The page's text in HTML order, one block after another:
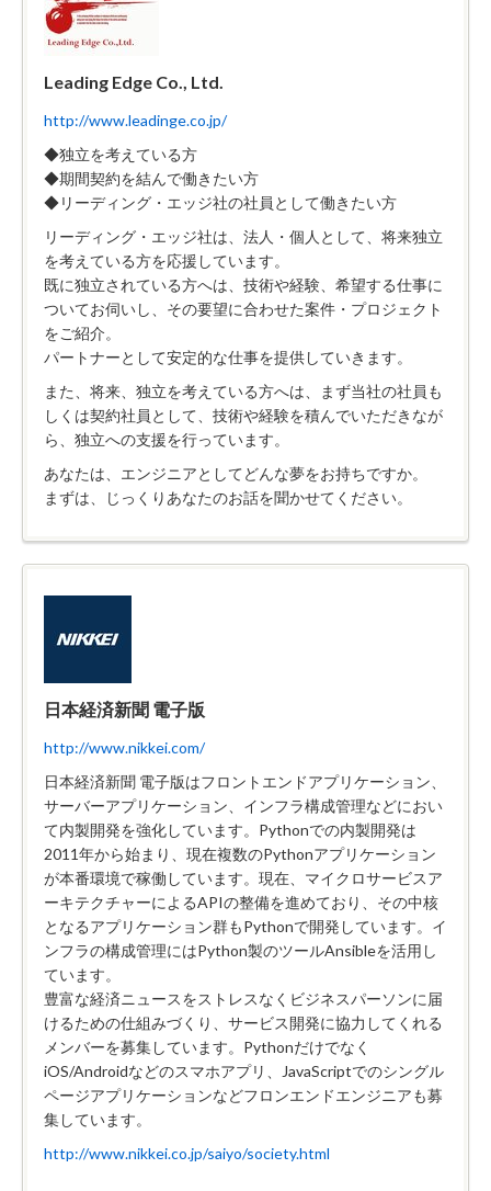
Leading Edge Co., Ltd.
http://www.leadinge.co.jp/
◆独立を考えている方
◆期間契約を結んで働きたい方
◆リーディング・エッジ社の社員として働きたい方
リーディング・エッジ社は、法人・個人として、将来独立
を考えている方を応援しています。
既に独立されている方へは、技術や経験、希望する仕事に
ついてお伺いし、その要望に合わせた案件・プロジェクト
をご紹介。
パートナーとして安定的な仕事を提供していきます。
また、将来、独立を考えている方へは、まず当社の社員も
しくは契約社員として、技術や経験を積んでいただきなが
ら、独立への支援を行っています。
あなたは、エンジニアとしてどんな夢をお持ちですか。
まずは、じっくりあなたのお話を聞かせてください。
日本経済新聞 電子版
http://www.nikkei.com/
日本経済新聞 電子版はフロントエンドアプリケーション、
サーバーアプリケーション、インフラ構成管理などにおい
て内製開発を強化しています。Pythonでの内製開発は
2011年から始まり、現在複数のPythonアプリケーション
が本番環境で稼働しています。現在、マイクロサービスア
ーキテクチャーによるAPIの整備を進めており、その中核
となるアプリケーション群もPythonで開発しています。イ
ンフラの構成管理にはPython製のツールAnsibleを活用し
ています。
豊富な経済ニュースをストレスなくビジネスパーソンに届
けるための仕組みづくり、サービス開発に協力してくれる
メンバーを募集しています。Pythonだけでなく
iOS/Androidなどのスマホアプリ、JavaScriptでのシングル
ページアプリケーションなどフロンエンドエンジニアも募
集しています。
http://www.nikkei.co.jp/saiyo/society.html